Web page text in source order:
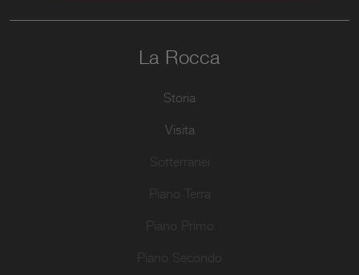
La Rocca
Storia
Visita
Sotterranei
Piano Terra
Piano Primo
Piano Secondo